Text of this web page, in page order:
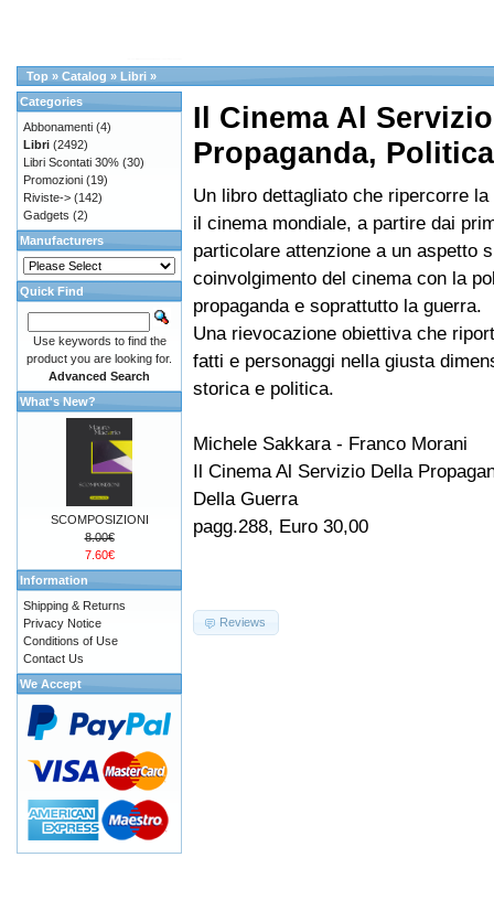
Top » Catalog » Libri »
Il Cinema Al
Propaganda,
Un libro dettagliato che ripercorre
il cinema mondiale, a partire dai
particolare attenzione a un aspetto
coinvolgimento del cinema con la
propaganda e soprattutto la guerra.
Una rievocazione obiettiva che
fatti e personaggi nella giusta
storica e politica.
Michele Sakkara - Franco Morani
Il Cinema Al Servizio Della
Della Guerra
pagg.288, Euro 30,00
Reviews
Categories
Abbonamenti (4)
Libri (2492)
Libri Scontati 30% (30)
Promozioni (19)
Riviste-> (142)
Gadgets (2)
Manufacturers
Quick Find
Use keywords to find the
product you are looking for.
Advanced Search
What's New?
SCOMPOSIZIONI
8.00€
7.60€
Information
Shipping & Returns
Privacy Notice
Conditions of Use
Contact Us
We Accept